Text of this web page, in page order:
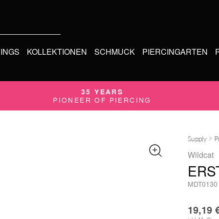
KOLLEKTIONEN SCHMUCK PIERCINGARTEN
35 YEARS
PIONEER OF PIERCING
Supply
Wildcat
MDT0130
19,19